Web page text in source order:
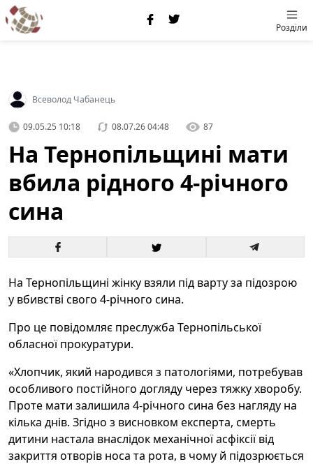
Розділи
Всеволод Чабанець
09.05.25 10:18 08.07.26 04:48 87
На Тернопільщині мати
вбила рідного 4-річного
сина
На Тернопільщині жінку взяли під варту за підозрою
у вбивстві свого 4-річного сина.
Про це повідомляє преслужба Тернопільської
обласної прокуратури.
«Хлопчик, який народився з патологіями, потребував
особливого постійного догляду через тяжку хворобу.
Проте мати залишила 4-річного сина без нагляду на
кілька днів. Згідно з висновком експерта, смерть
дитини настала внаслідок механічної асфіксії від
закриття отворів носа та рота, в чому й підозрюється